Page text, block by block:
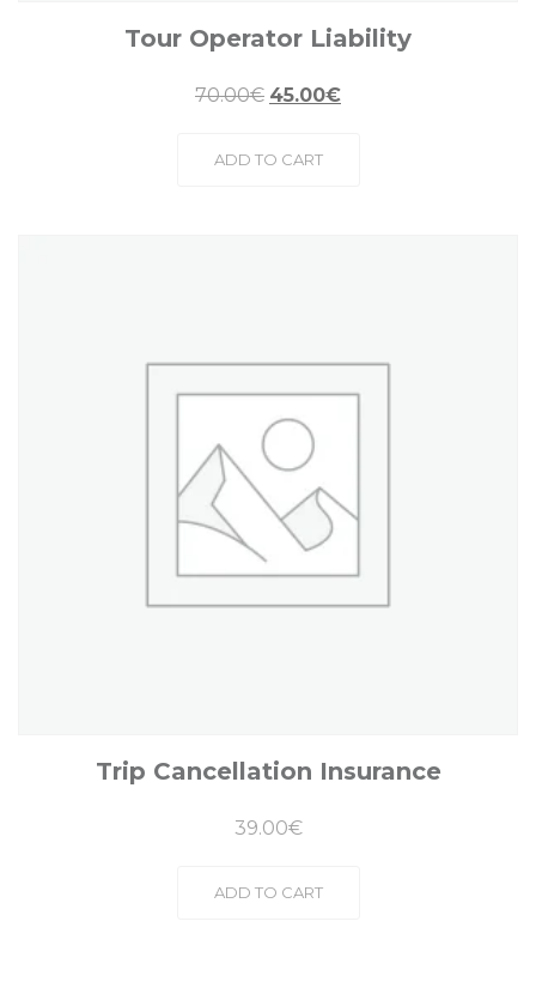
Tour Operator Liability
70.00€ 45.00€
ADD TO CART
Trip Cancellation Insurance
39.00€
ADD TO CART